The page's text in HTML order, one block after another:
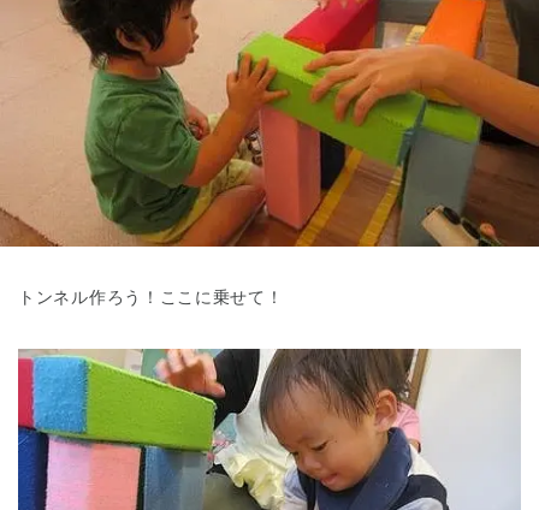
都道府県
から探す
東京都
東京都 全域
トンネル作ろう！ここに乗せて！